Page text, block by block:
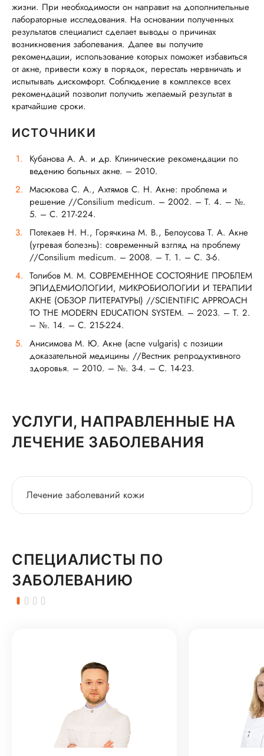
жизни. При необходимости он направит на дополнительные
лабораторные исследования. На основании полученных
результатов специалист сделает выводы о причинах
возникновения заболевания. Далее вы получите
рекомендации, использование которых поможет избавиться
от акне, привести кожу в порядок, перестать нервничать и
испытывать дискомфорт. Соблюдение в комплексе всех
рекомендаций позволит получить желаемый результат в
кратчайшие сроки.
ИСТОЧНИКИ
Кубанова А. А. и др. Клинические рекомендации по
ведению больных акне. – 2010.
Масюкова С. А., Ахтямов С. Н. Акне: проблема и
решение //Consilium medicum. – 2002. – Т. 4. – №.
5. – С. 217-224.
Потекаев Н. Н., Горячкина М. В., Белоусова Т. А. Акне
(угревая болезнь): современный взгляд на проблему
//Consilium medicum. – 2008. – Т. 1. – С. 3-6.
Толибов М. М. СОВРЕМЕННОЕ СОСТОЯНИЕ ПРОБЛЕМ
ЭПИДЕМИОЛОГИИ, МИКРОБИОЛОГИИ И ТЕРАПИИ
АКНЕ (ОБЗОР ЛИТЕРАТУРЫ) //SCIENTIFIC APPROACH
TO THE MODERN EDUCATION SYSTEM. – 2023. – Т. 2.
– №. 14. – С. 215-224.
Анисимова М. Ю. Акне (acne vulgaris) с позиции
доказательной медицины //Вестник репродуктивного
здоровья. – 2010. – №. 3-4. – С. 14-23.
УСЛУГИ, НАПРАВЛЕННЫЕ НА
ЛЕЧЕНИЕ ЗАБОЛЕВАНИЯ
Лечение заболеваний кожи
СПЕЦИАЛИСТЫ ПО
ЗАБОЛЕВАНИЮ